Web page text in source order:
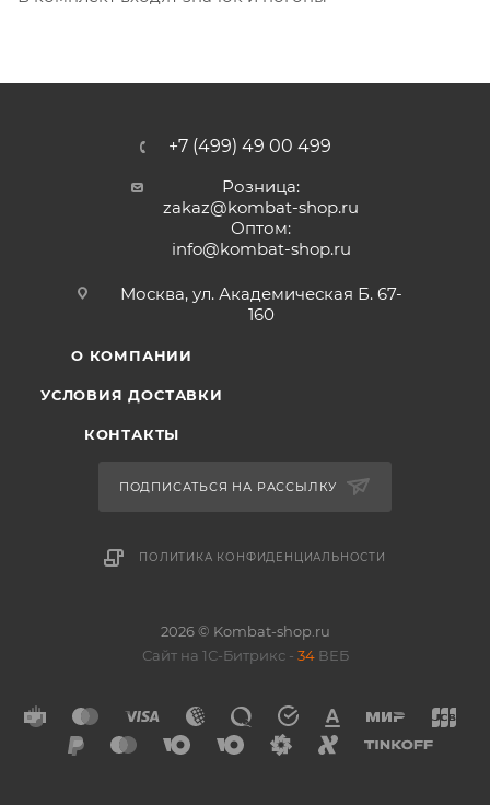
+7 (499) 49 00 499
Розница:
zakaz@kombat-shop.ru
Оптом:
info@kombat-shop.ru
Москва, ул. Академическая Б. 67-
160
О КОМПАНИИ
УСЛОВИЯ ДОСТАВКИ
КОНТАКТЫ
ПОДПИСАТЬСЯ НА РАССЫЛКУ
ПОЛИТИКА КОНФИДЕНЦИАЛЬНОСТИ
2026 © Kombat-shop.ru
Сайт на 1С-Битрикс - 34 ВЕБ